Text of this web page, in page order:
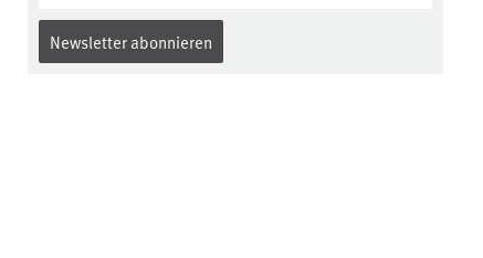
Newsletter abonnieren